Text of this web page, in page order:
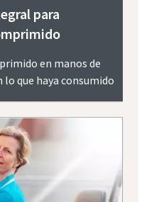
para
en manos de
lo que haya consumido